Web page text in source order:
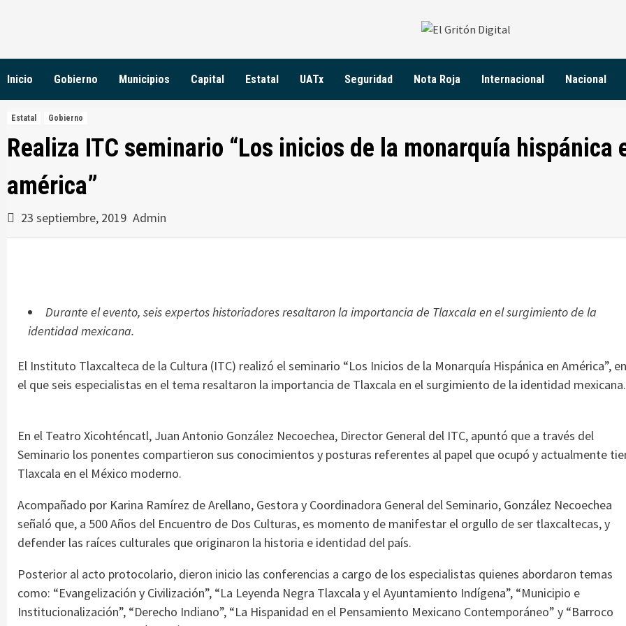
Inicio Gobierno Municipios Capital Estatal UATx Seguridad Nota Roja Internacional Nacional
Estatal Gobierno
Realiza ITC seminario “Los inicios de la monarquía hispánica
américa”
23 septiembre, 2019 Admin
Durante el evento, seis expertos historiadores resaltaron la importancia de Tlaxcala en el surgimiento de la
identidad mexicana.
El Instituto Tlaxcalteca de la Cultura (ITC) realizó el seminario “Los Inicios de la Monarquía Hispánica en América”, en
el que seis especialistas en el tema resaltaron la importancia de Tlaxcala en el surgimiento de la identidad mexicana.
En el Teatro Xicohténcatl, Juan Antonio González Necoechea, Director General del ITC, apuntó que a través del
Seminario los ponentes compartieron sus conocimientos y posturas referentes al papel que ocupó y actualmente
Tlaxcala en el México moderno.
Acompañado por Karina Ramírez de Arellano, Gestora y Coordinadora General del Seminario, González Necoechea
señaló que, a 500 Años del Encuentro de Dos Culturas, es momento de manifestar el orgullo de ser tlaxcaltecas, y
defender las raíces culturales que originaron la historia e identidad del país.
Posterior al acto protocolario, dieron inicio las conferencias a cargo de los especialistas quienes abordaron temas
como: “Evangelización y Civilización”, “La Leyenda Negra Tlaxcala y el Ayuntamiento Indígena”, “Municipio e
Institucionalización”, “Derecho Indiano”, “La Hispanidad en el Pensamiento Mexicano Contemporáneo” y “Barroco